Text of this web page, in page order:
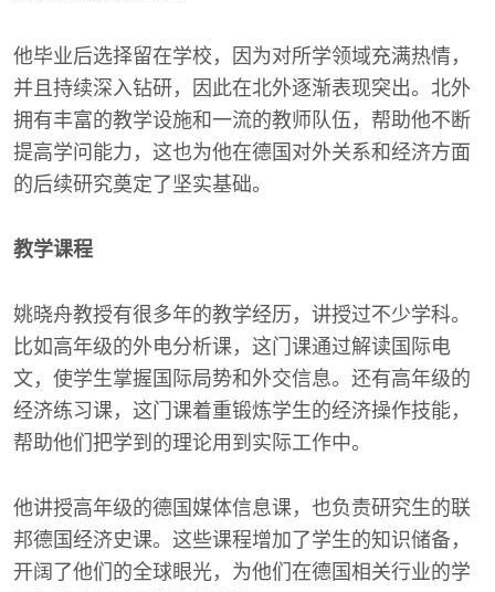
他毕业后选择留在学校，因为对所学领域充满热情，
并且持续深入钻研，因此在北外逐渐表现突出。北外
拥有丰富的教学设施和一流的教师队伍，帮助他不断
提高学问能力，这也为他在德国对外关系和经济方面
的后续研究奠定了坚实基础。
教学课程
姚晓舟教授有很多年的教学经历，讲授过不少学科。
比如高年级的外电分析课，这门课通过解读国际电
文，使学生掌握国际局势和外交信息。还有高年级的
经济练习课，这门课着重锻炼学生的经济操作技能，
帮助他们把学到的理论用到实际工作中。
他讲授高年级的德国媒体信息课，也负责研究生的联
邦德国经济史课。这些课程增加了学生的知识储备，
开阔了他们的全球眼光，为他们在德国相关行业的学